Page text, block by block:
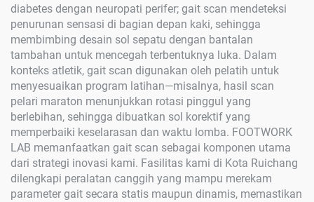
diabetes dengan neuropati perifer; gait scan mendeteksi
penurunan sensasi di bagian depan kaki, sehingga
membimbing desain sol sepatu dengan bantalan
tambahan untuk mencegah terbentuknya luka. Dalam
konteks atletik, gait scan digunakan oleh pelatih untuk
menyesuaikan program latihan—misalnya, hasil scan
pelari maraton menunjukkan rotasi pinggul yang
berlebihan, sehingga dibuatkan sol korektif yang
memperbaiki keselarasan dan waktu lomba. FOOTWORK
LAB memanfaatkan gait scan sebagai komponen utama
dari strategi inovasi kami. Fasilitas kami di Kota Ruichang
dilengkapi peralatan canggih yang mampu merekam
parameter gait secara statis maupun dinamis, memastikan